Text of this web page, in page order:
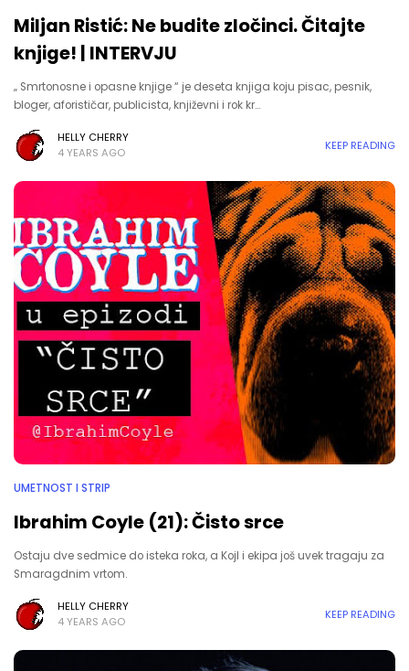
Miljan Ristić: Ne budite zločinci. Čitajte
knjige! | INTERVJU
„ Smrtonosne i opasne knjige “ je deseta knjiga koju pisac, pesnik,
bloger, aforističar, publicista, književni i rok kr…
HELLY CHERRY
4 YEARS AGO
KEEP READING
UMETNOST I STRIP
Ibrahim Coyle (21): Čisto srce
Ostaju dve sedmice do isteka roka, a Kojl i ekipa još uvek tragaju za
Smaragdnim vrtom.
HELLY CHERRY
4 YEARS AGO
KEEP READING